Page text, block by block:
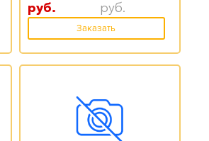
руб.
руб.
Заказать